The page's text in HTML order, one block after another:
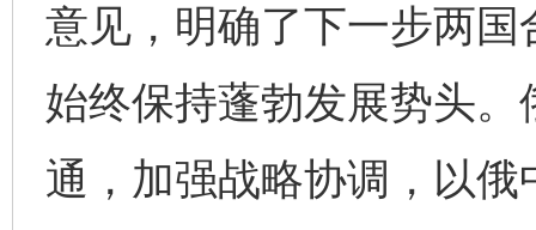
意见，明确了下一步两
始终保持蓬勃发展势头
通，加强战略协调，以
千年窑火 生生不息 一